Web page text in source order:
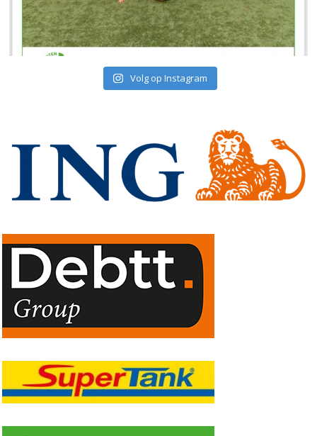
Volg op Instagram